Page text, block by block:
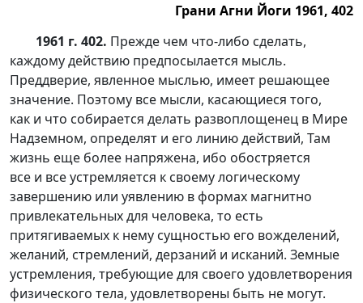
Грани Агни Йоги 1961, 402
1961 г. 402. Прежде чем что-либо сделать,
каждому действию предпосылается мысль.
Преддверие, явленное мыслью, имеет решающее
значение. Поэтому все мысли, касающиеся того,
как и что собирается делать развоплощенец в Мире
Надземном, определят и его линию действий, Там
жизнь еще более напряжена, ибо обостряется
все и все устремляется к своему логическому
завершению или уявлению в формах магнитно
привлекательных для человека, то есть
притягиваемых к нему сущностью его вожделений,
желаний, стремлений, дерзаний и исканий. Земные
устремления, требующие для своего удовлетворения
физического тела, удовлетворены быть не могут.